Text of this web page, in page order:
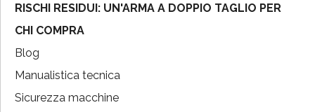
RISCHI RESIDUI: UN'ARMA A DOPPIO TAGLIO PER
CHI COMPRA
Blog
Manualistica tecnica
Sicurezza macchine